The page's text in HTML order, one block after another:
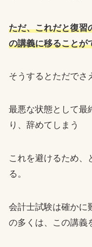
ただ、これだと復習
の講義に移ることが
そうするとただでさ
最悪な状態として最
り、辞めてしまう
これを避けるため、
る。
会計士試験は確かに
の多くは、この講義